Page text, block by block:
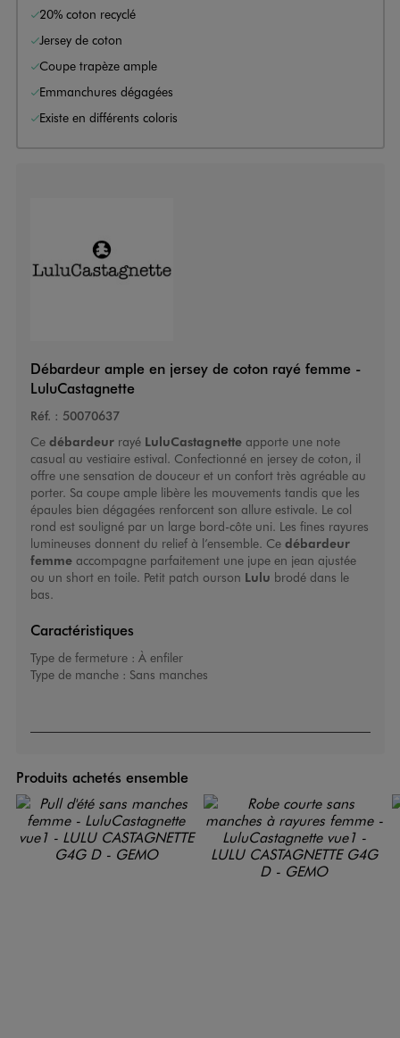
20% coton recyclé
Jersey de coton
Coupe trapèze ample
Emmanchures dégagées
Existe en différents coloris
Débardeur ample en jersey de coton rayé femme -
LuluCastagnette
Réf. : 50070637
Ce débardeur rayé LuluCastagnette apporte une note
casual au vestiaire estival. Confectionné en jersey de coton, il
offre une sensation de douceur et un confort très agréable au
porter. Sa coupe ample libère les mouvements tandis que les
épaules bien dégagées renforcent son allure estivale. Le col
rond est souligné par un large bord-côte uni. Les fines rayures
lumineuses donnent du relief à l’ensemble. Ce débardeur
femmeaccompagne parfaitement une jupe en jean ajustée
ou un short en toile. Petit patch ourson Lulu brodé dans le
bas.
Caractéristiques
Type de fermeture : À enfiler
Type de manche : Sans manches
Produits achetés ensemble